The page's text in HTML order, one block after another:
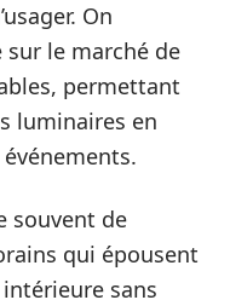
On
sur le marché de
permettant
luminaires en
souvent de
qui épousent
sans